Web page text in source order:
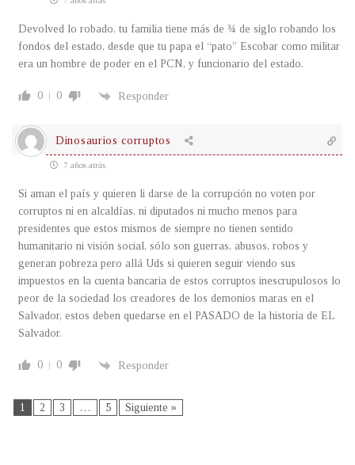
Devolved lo robado, tu familia tiene más de ¾ de siglo robando los
fondos del estado, desde que tu papa el “pato” Escobar como militar
era un hombre de poder en el PCN, y funcionario del estado.
0 0 Responder
Dinosaurios corruptos
7 años atrás
Si aman el país y quieren li darse de la corrupción no voten por
corruptos ni en alcaldías, ni diputados ni mucho menos para
presidentes que estos mismos de siempre no tienen sentido
humanitario ni visión social, sólo son guerras, abusos, robos y
generan pobreza pero allá Uds si quieren seguir viendo sus
impuestos en la cuenta bancaria de estos corruptos inescrupulosos lo
peor de la sociedad los creadores de los demonios maras en el
Salvador, estos deben quedarse en el PASADO de la historia de EL
Salvador.
0 0 Responder
1 2 3 … 5 Siguiente »